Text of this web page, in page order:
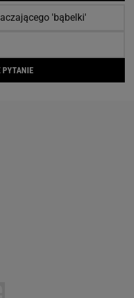
'bąbelki'
PYTANIE